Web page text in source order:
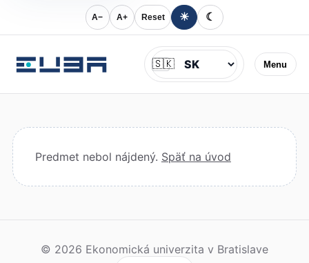
A− A+ Reset ☀ ☾
Menu
Jazyk
🇸🇰
Predmet nebol nájdený. Späť na úvod
© 2026 Ekonomická univerzita v Bratislave